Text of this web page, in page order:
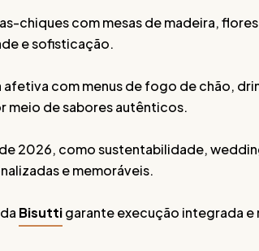
chiques com mesas de madeira,
e sofisticação.
com menus de fogo de chão,
meio de sabores autênticos.
2026, como sustentabilidade,
e memoráveis.
Bisuttigarante execução integrada